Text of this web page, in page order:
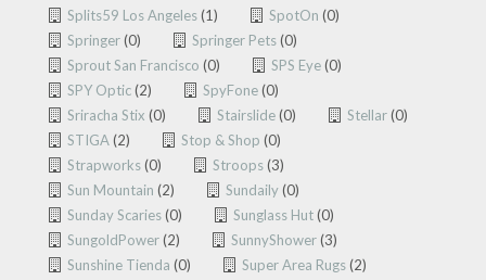
Splits59 Los Angeles(1) SpotOn (0)
Springer(0) Springer Pets(0)
Sprout San Francisco (0) SPS Eye(0)
SPY Optic(2) SpyFone(0)
Sriracha Stix (0) Stairslide(0) Stellar(0)
STIGA (2) Stop & Shop (0)
Strapworks(0) Stroops(3)
Sun Mountain (2) Sundaily(0)
Sunday Scaries(0) Sunglass Hut(0)
SungoldPower(2) SunnyShower(3)
Sunshine Tienda (0) Super Area Rugs(2)